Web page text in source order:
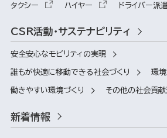
タクシー ハイヤー ドライバー派
CSR活動・サステナビリティ
安全安心なモビリティの実現
誰もが快適に移動できる社会づくり 環
働きやすい環境づくり その他の社会貢
新着情報